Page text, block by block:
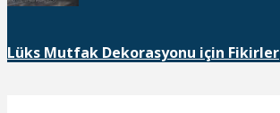
Lüks Mutfak Dekorasyonu için Fikirler